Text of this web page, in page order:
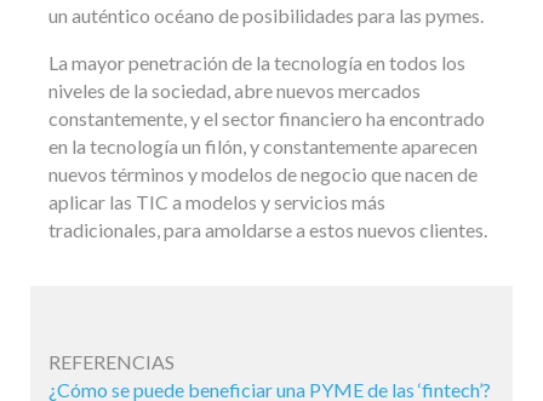
un auténtico océano de posibilidades para las pymes.
La mayor penetración de la tecnología en todos los
niveles de la sociedad, abre nuevos mercados
constantemente, y el sector financiero ha encontrado
en la tecnología un filón, y constantemente aparecen
nuevos términos y modelos de negocio que nacen de
aplicar las TIC a modelos y servicios más
tradicionales, para amoldarse a estos nuevos clientes.
REFERENCIAS
¿Cómo se puede beneficiar una PYME de las ‘fintech’?